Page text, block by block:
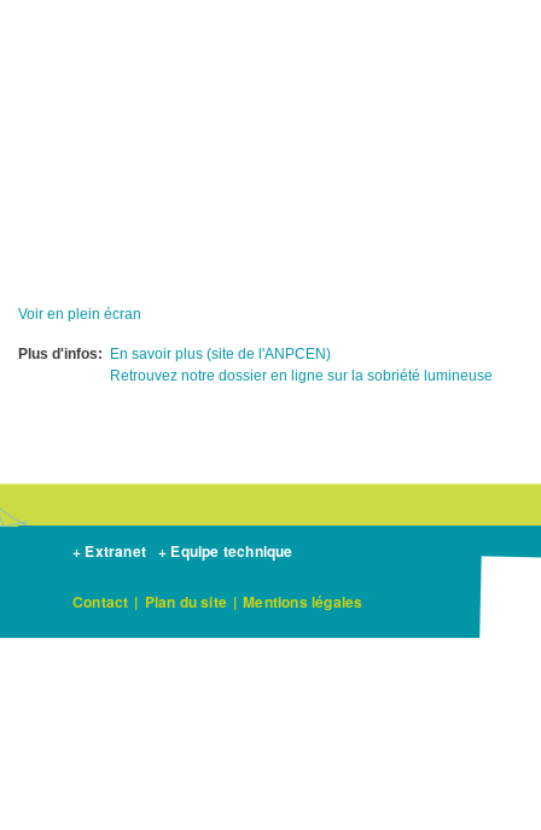
Voir en plein écran
Plus d'infos
En savoir plus (site de l'ANPCEN)
Retrouvez notre dossier en ligne sur la sobriété lumineuse
+ Extranet + Equipe technique
Contact | Plan du site | Mentions légales